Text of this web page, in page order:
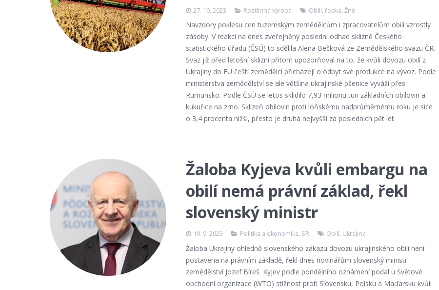
27. 10. 2023 Rostlinná výroba Obilí, řepka,Žně
Navzdory poklesu cen tuzemským zemědělcům i zpracovatelům obilí vzrostly
zásoby. V reakci na dnes zveřejněný poslední odhad sklizně Českého
statistického úřadu (ČSÚ) to sdělila Alena Bečková ze Zemědělského svazu ČR.
Svaz již před letošní sklizní přitom upozorňoval na to, že kvůli dovozu obilí z
Ukrajiny do EU čeští zemědělci přicházejí o odbyt své produkce na vývoz. Podle
ministerstva zemědělství se ale většina ukrajinské pšenice vyváží přes
Rumunsko. Podle ČSÚ se letos sklidilo 7,93 milionu tun základních obilovin a
kukuřice na zrno. Sklizeň obilovin proti loňskému nadprůměrnému roku je sice
o 3,4 procenta nižší, přesto je druhá nejvyšší za posledních pět let.
Žaloba Kyjeva kvůli embargu na
obilí nemá právní základ, řekl
slovenský ministr
19. 9. 2023 Politika a ekonomika, SR Obilí, Ukrajina
Žaloba Ukrajiny ohledně slovenského zákazu dovozu ukrajinského obilí není
postavena na právním základě, řekl dnes novinářům slovenský ministr
zemědělství Jozef Bíreš. Kyjev podle pondělního oznámení podal u Světové
obchodní organizace (WTO) stížnost proti Slovensku, Polsku a Maďarsku kvůli